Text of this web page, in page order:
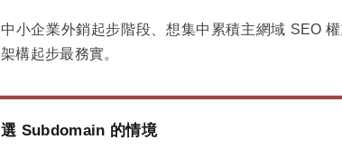
中小企業外銷起步階段、想集中累積主網域 SEO
架構起步最務實。
選 Subdomain 的情境